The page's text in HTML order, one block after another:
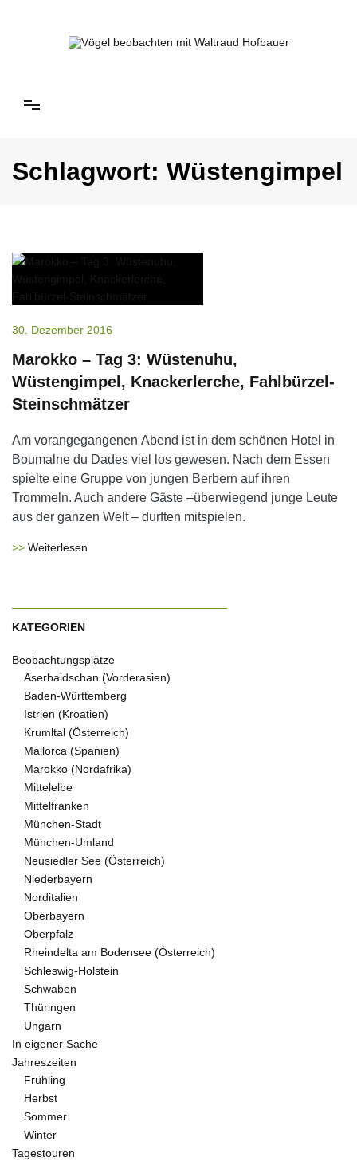
Schlagwort: Wüstengimpel
30. Dezember 2016
Marokko – Tag 3: Wüstenuhu,
Wüstengimpel, Knackerlerche, Fahlbürzel-
Steinschmätzer
Am vorangegangenen Abend ist in dem schönen Hotel in
Boumalne du Dades viel los gewesen. Nach dem Essen
spielte eine Gruppe von jungen Berbern auf ihren
Trommeln. Auch andere Gäste –überwiegend junge Leute
aus der ganzen Welt – durften mitspielen.
Weiterlesen
KATEGORIEN
Beobachtungsplätze
Aserbaidschan (Vorderasien)
Baden-Württemberg
Istrien (Kroatien)
Krumltal (Österreich)
Mallorca (Spanien)
Marokko (Nordafrika)
Mittelelbe
Mittelfranken
München-Stadt
München-Umland
Neusiedler See (Österreich)
Niederbayern
Norditalien
Oberbayern
Oberpfalz
Rheindelta am Bodensee (Österreich)
Schleswig-Holstein
Schwaben
Thüringen
Ungarn
In eigener Sache
Jahreszeiten
Frühling
Herbst
Sommer
Winter
Tagestouren